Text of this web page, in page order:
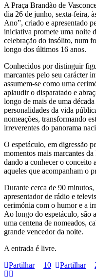
A Praça Brandão de
dia 26 de junho, sexta-feira,
Ano”, criado e apresentado
iniciativa promete uma noite
celebração do insólito, num
longo dos últimos 16 anos.
Conhecidos por distinguir
marcantes pelo seu carácter
assumem-se como uma
aplaudir o disparatado e
longo de mais de uma
personalidades da vida
nomeações, transformando
irreverentes do panorama
O espetáculo, em digressão
momentos mais marcantes
dando a conhecer o conceito
aqueles que acompanham o
Durante cerca de 90
apresentador de rádio e
cerimónia com o humor e a
Ao longo do espetáculo, são
uma centena de nomeados,
grande vencedor da noite.
A entrada é livre.
Partilhar
10 Partilhar